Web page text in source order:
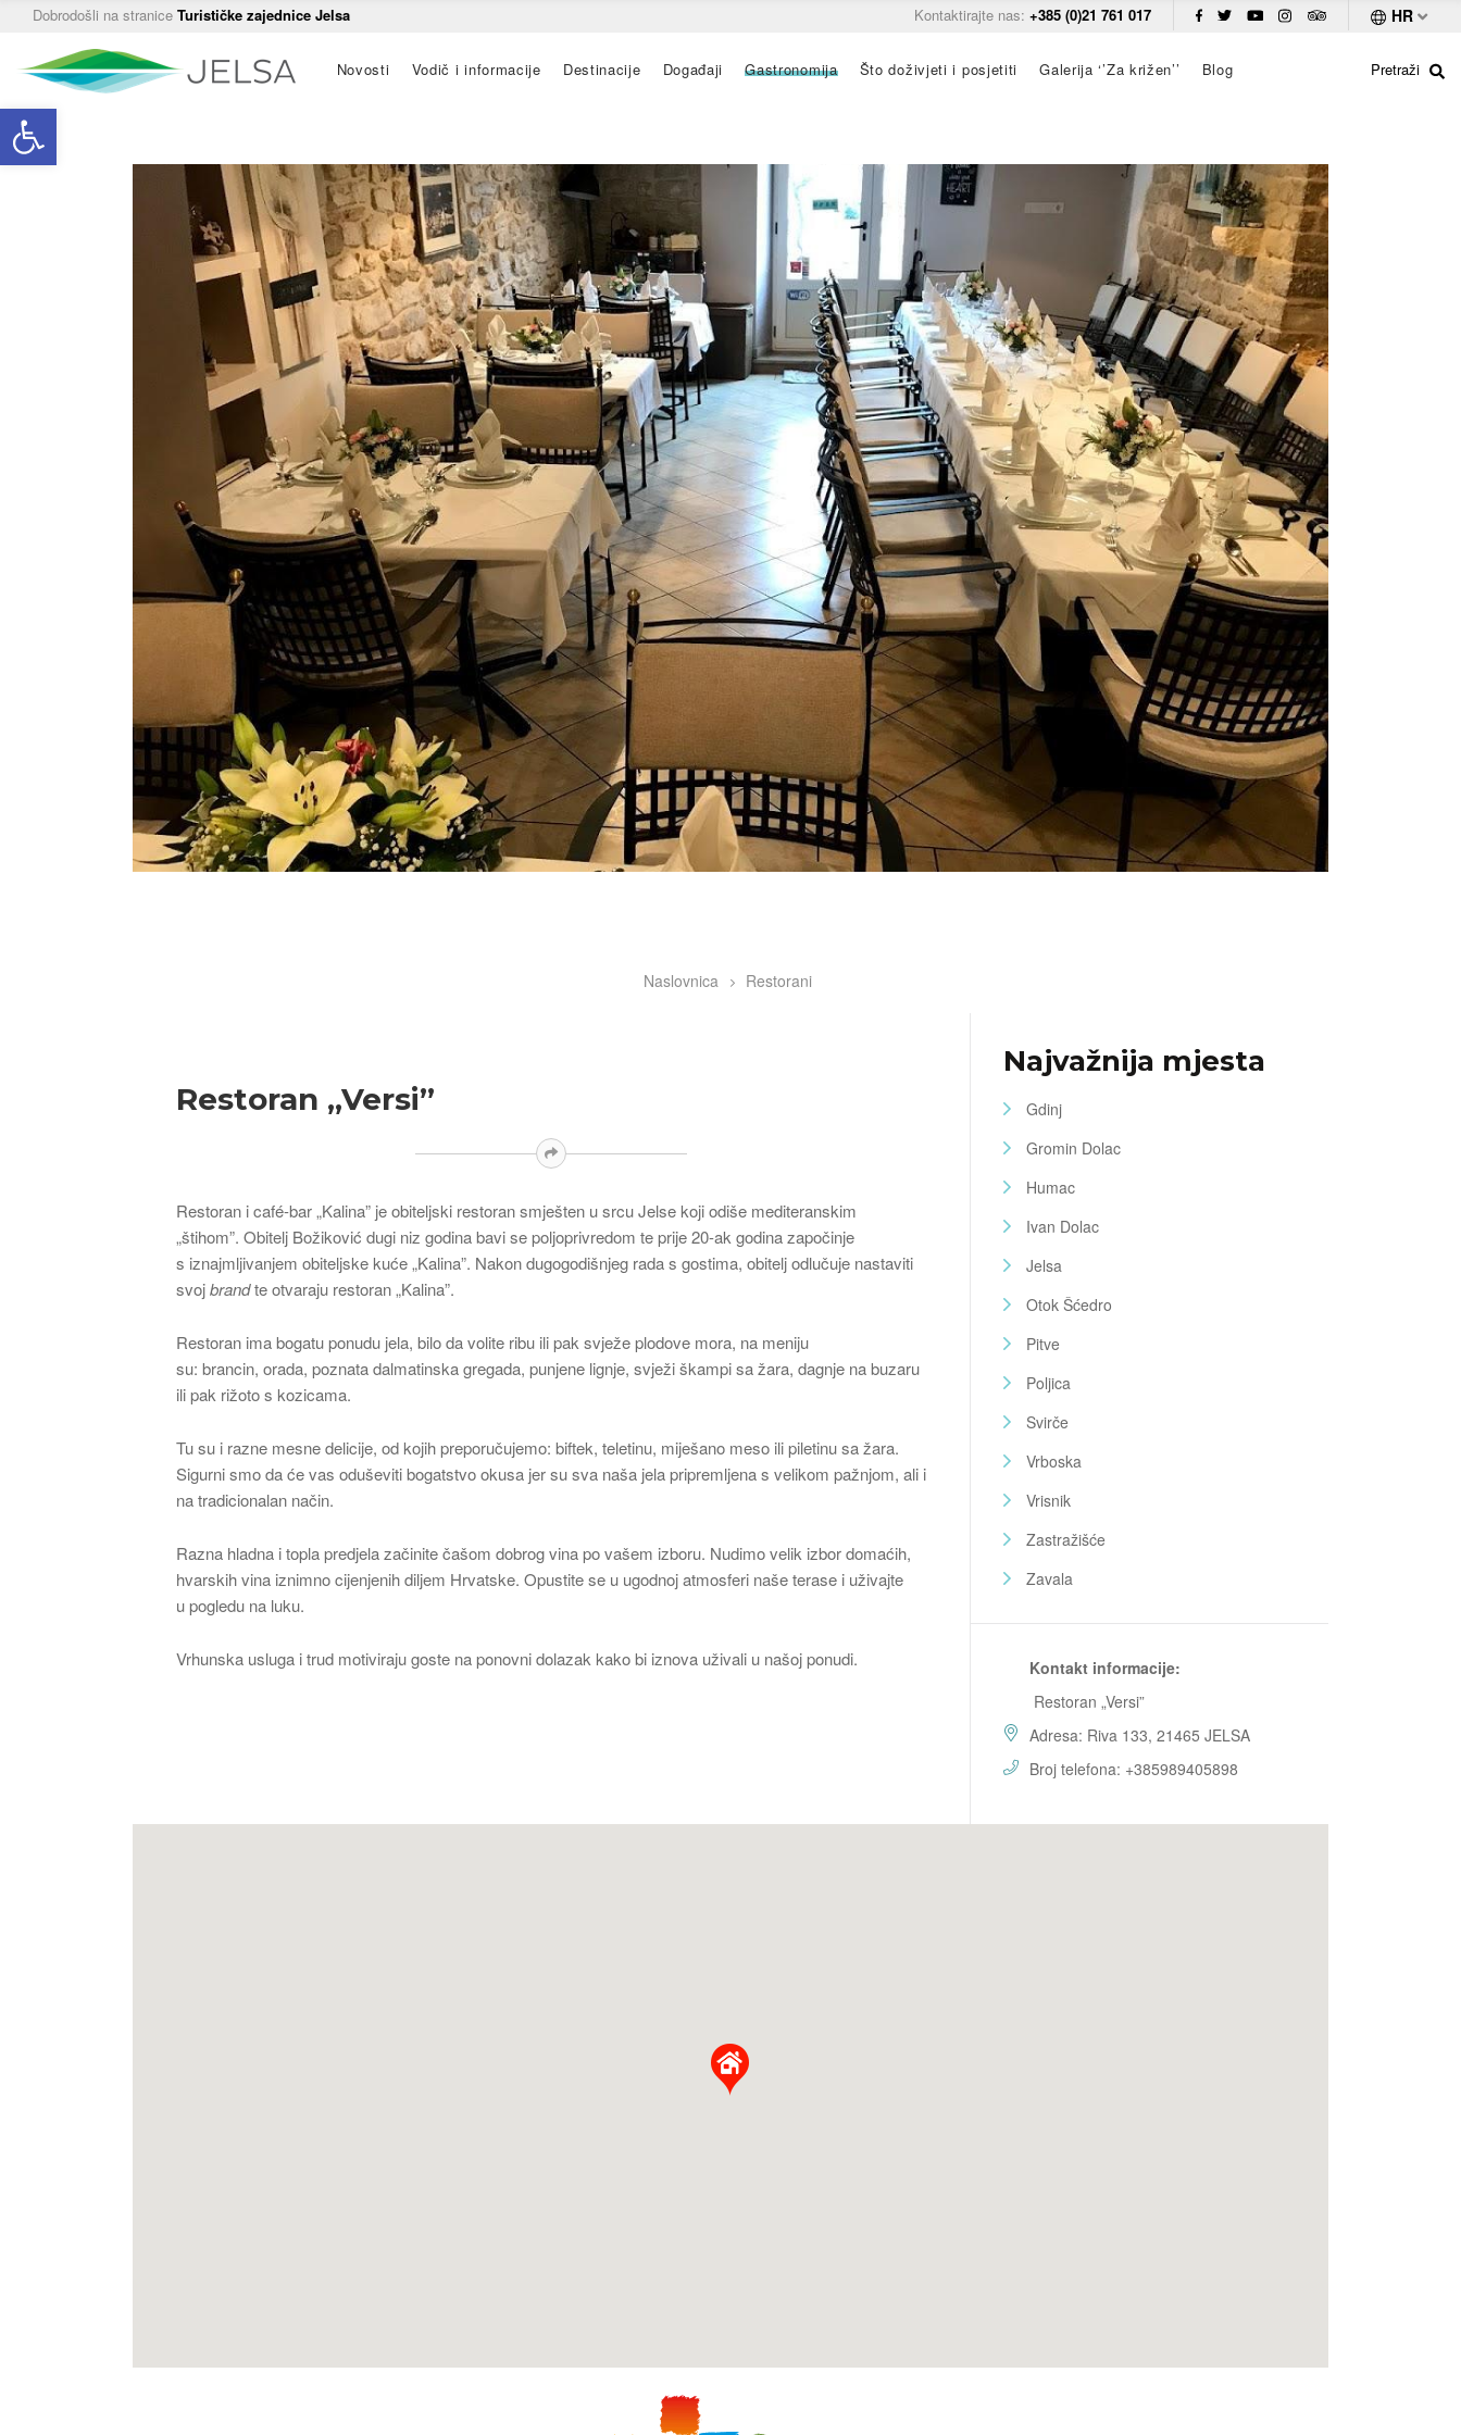
Open toolbar
Dobrodošli na stranice Turističke zajednice Jelsa HR
Kontaktirajte nas: +385 (0)21 761 017
Pretraži
Main
Novosti Vodič i informacije Destinacije Događaji Gastronomija Što doživjeti i posjetiti Galerija ‘’Za križen’’ Blog
Naslovnica Restorani
Restoran „Versi”
Restoran i café-bar „Kalina” je obiteljski restoran smješten u srcu Jelse koji odiše mediteranskim
„štihom”. Obitelj Božiković dugi niz godina bavi se poljoprivredom te prije 20-ak godina započinje
s iznajmljivanjem obiteljske kuće „Kalina”. Nakon dugogodišnjeg rada s gostima, obitelj odlučuje nastaviti
svojbrandte otvaraju restoran „Kalina”.
Restoran ima bogatu ponudu jela, bilo da volite ribu ili pak svježe plodove mora, na meniju
su: brancin, orada, poznata dalmatinska gregada, punjene lignje, svježi škampi sa žara, dagnje na buzaru
ili pak rižoto s kozicama.
Tu su i razne mesne delicije, od kojih preporučujemo: biftek, teletinu, miješano meso ili piletinu sa žara.
Sigurni smo da će vas oduševiti bogatstvo okusa jer su sva naša jela pripremljena s velikom pažnjom, ali i
na tradicionalan način.
Razna hladna i topla predjela začinite čašom dobrog vina po vašem izboru. Nudimo velik izbor domaćih,
hvarskih vina iznimno cijenjenih diljem Hrvatske. Opustite se u ugodnoj atmosferi naše terase i uživajte
u pogledu na luku.
Vrhunska usluga i trud motiviraju goste na ponovni dolazak kako bi iznova uživali u našoj ponudi.
Najvažnija mjesta
Gdinj
Gromin Dolac
Humac
Ivan Dolac
Jelsa
Otok Šćedro
Pitve
Poljica
Svirče
Vrboska
Vrisnik
Zastražišće
Zavala
Kontakt informacije:
Restoran „Versi”
Adresa: Riva 133, 21465 JELSA
Broj telefona: +385989405898